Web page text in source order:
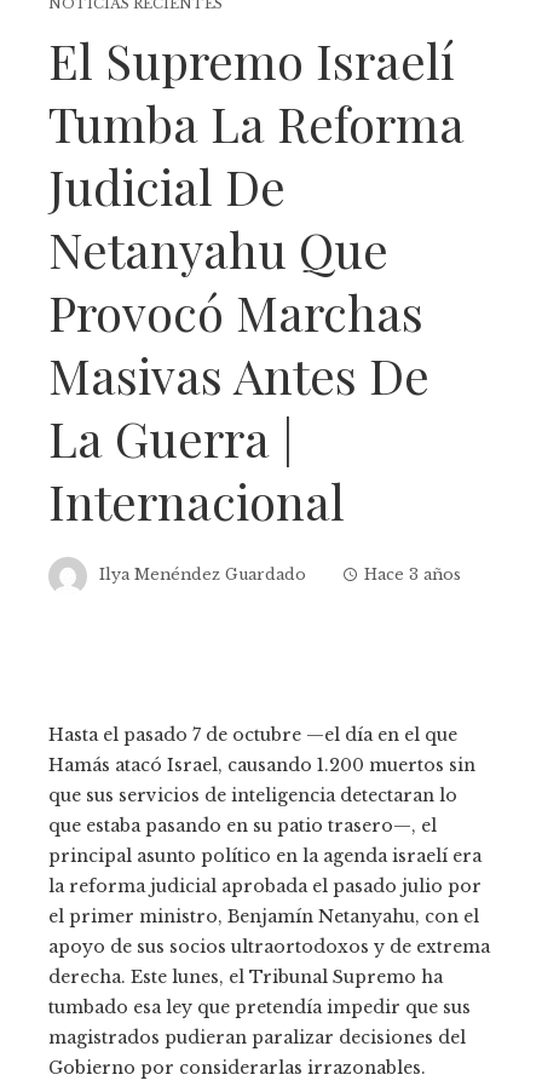
NOTICIAS RECIENTES
El Supremo Israelí
Tumba La Reforma
Judicial De
Netanyahu Que
Provocó Marchas
Masivas Antes De
La Guerra |
Internacional
Ilya Menéndez Guardado Hace 3 años
Hasta el pasado 7 de octubre —el día en el que
Hamás atacó Israel, causando 1.200 muertos sin
que sus servicios de inteligencia detectaran lo
que estaba pasando en su patio trasero—, el
principal asunto político en la agenda israelí era
la reforma judicial aprobada el pasado julio por
el primer ministro, Benjamín Netanyahu, con el
apoyo de sus socios ultraortodoxos y de extrema
derecha. Este lunes, el Tribunal Supremo ha
tumbado esa ley que pretendía impedir que sus
magistrados pudieran paralizar decisiones del
Gobierno por considerarlas irrazonables.